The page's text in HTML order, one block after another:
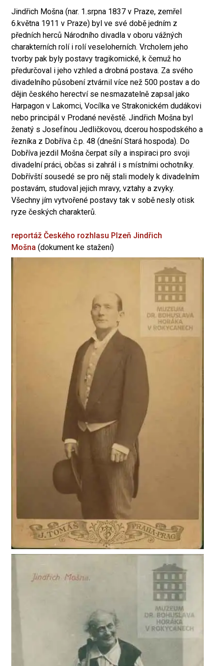
Jindřich Mošna (nar. 1.srpna 1837 v Praze, zemřel
6.května 1911 v Praze) byl ve své době jedním z
předních herců Národního divadla v oboru vážných
charakterních rolí i rolí veseloherních. Vrcholem jeho
tvorby pak byly postavy tragikomické, k čemuž ho
předurčoval i jeho vzhled a drobná postava. Za svého
divadelního působení ztvárnil více než 500 postav a do
dějin českého herectví se nesmazatelně zapsal jako
Harpagon v Lakomci, Vocílka ve Strakonickém dudákovi
nebo principál v Prodané nevěstě. Jindřich Mošna byl
ženatý s Josefínou Jedličkovou, dcerou hospodského a
řezníka z Dobříva č.p. 48 (dnešní Stará hospoda). Do
Dobříva jezdil Mošna čerpat síly a inspiraci pro svoji
divadelní práci, občas si zahrál i s místními ochotníky.
Dobřívští sousedé se pro něj stali modely k divadelním
postavám, studoval jejich mravy, vztahy a zvyky.
Všechny jím vytvořené postavy tak v sobě nesly otisk
ryze českých charakterů.
reportáž Českého rozhlasu Plzeň Jindřich
Mošna (dokument ke stažení)